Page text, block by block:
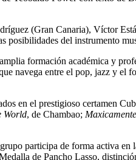
(Gran Canaria), Víctor
del instrumento
formación académica y
navega entre el pop, jazz y
en el prestigioso certamen
World, de Chambao;
participa de forma activa en
de Pancho Lasso,